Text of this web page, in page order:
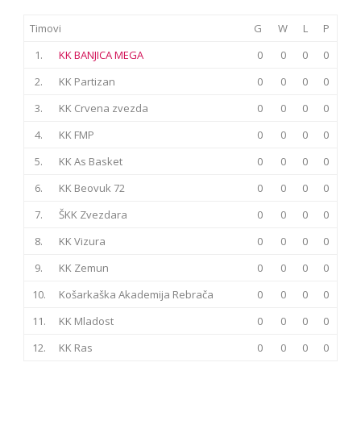
Timovi G W L
P
1.
KK BANJICA MEGA 0 0 0
0
2.
KK Partizan 0 0 0
0
3.
KK Crvena zvezda 0 0 0
0
4.
KK FMP 0 0 0
0
5.
KK As Basket 0 0 0
0
6.
KK Beovuk 72 0 0 0
0
7.
ŠKK Zvezdara 0 0 0
0
8.
KK Vizura 0 0 0
0
9.
KK Zemun 0 0 0
0
10.
Košarkaška Akademija Rebrača 0 0 0
0
11.
KK Mladost 0 0 0
0
12.
KK Ras 0 0 0 0